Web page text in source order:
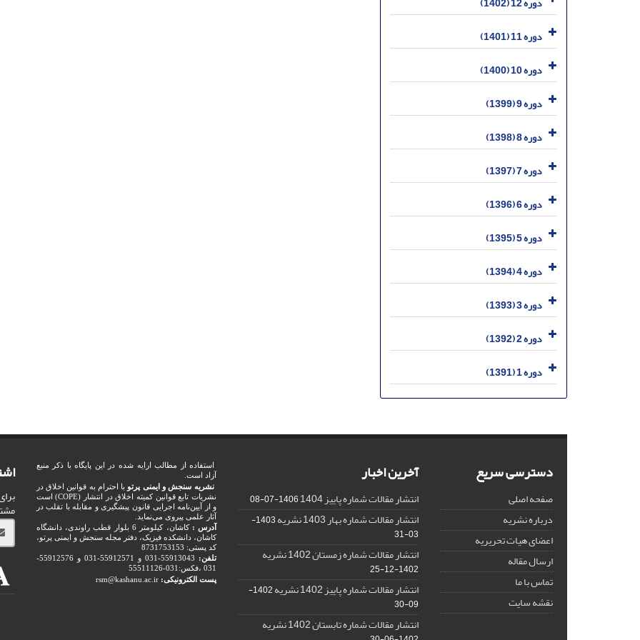
دوره 11 (1401)
دوره 10 (1400)
دوره 9 (1399)
دوره 8 (1398)
دوره 7 (1397)
دوره 6 (1396)
دوره 5 (1395)
دوره 4 (1394)
دوره 3 (1393)
دوره 2 (1392)
دوره 1 (1391)
دسترسی سریع
صفحه اصلی
درباره نشریه
اعضای هیات تحریریه
ارسال مقاله
تماس با ما
نقشه سایت
آخرین اخبار
انتشار مقالات شماره پاییز 1404 1406-07-08
انتشار مقالات شماره بهار 1403 نشریه
1403-
03-31
انتشار مقالات شماره زمستان 1402 نشریه
1402-12-25
انتشار مقالات شماره پاییز 1402 نشریه
1402-
09-30
انتشار مقالات شماره تابستان 1402 نشریه
استفاده از مطالب ارایه شده در این پایگاه با ذکر منبع
آزاد است.
نشریه سنجش و ایمنی پرتو با احترام به قوانین اخلاق در
نشریات تابع قوانین کمیته اخلاق در انتشار (COPE) است
و از آیین‌نامه اجرایی قانون پیشگیری و مقابله با تقلب در
آثار علمی پیروی می‌نماید.
آدرس :
کاشان، کیلومتر 6 بلوار قطب راوندی، دانشگاه
کاشان، دانشکده فیزیک، دفتر مجله سنجش و ایمنی پرتو،
کد پستی: 8731753153
تلفن:
55913043-031 و 55912571-031 و 55912576-
031 ،فکس:031-55511126
پست الکترونیکی: rsm@kashanu.ac.ir